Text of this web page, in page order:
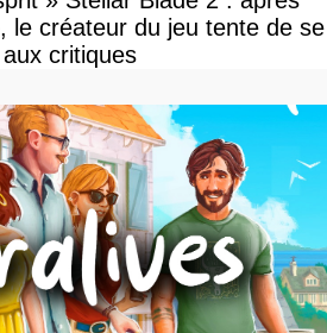
le créateur du jeu tente de se
critiques